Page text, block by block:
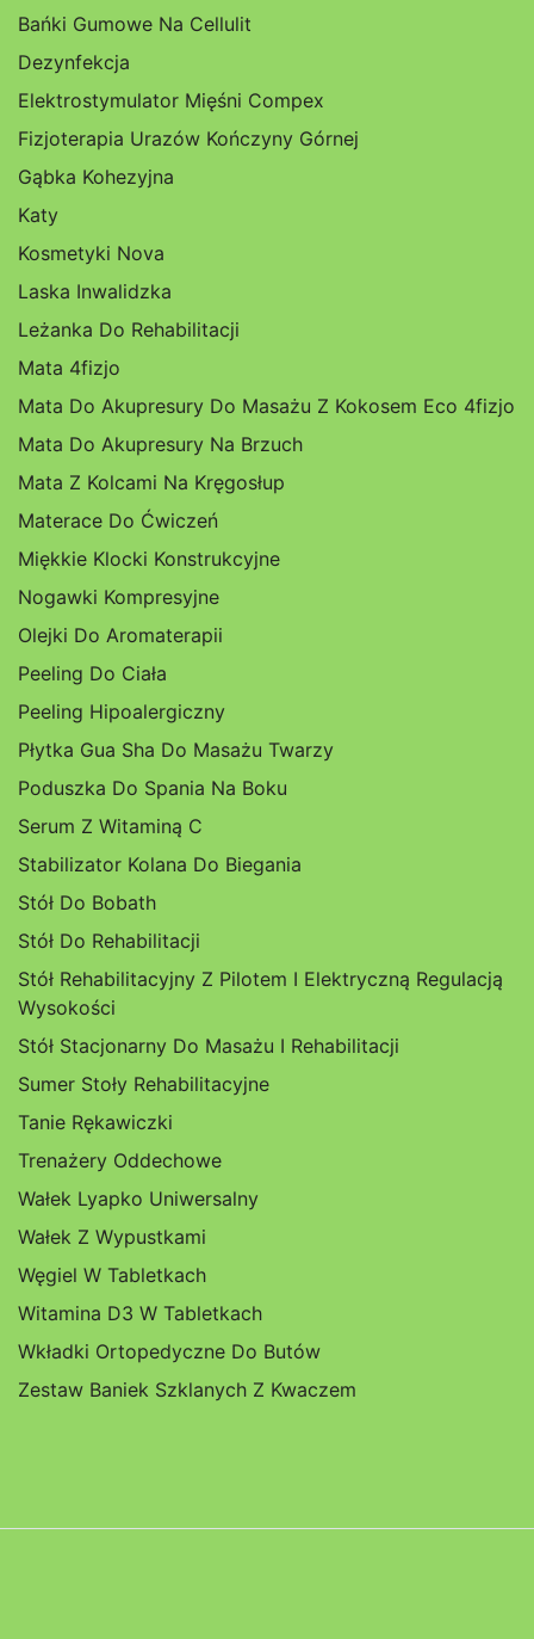
Bańki Gumowe Na Cellulit
Dezynfekcja
Elektrostymulator Mięśni Compex
Fizjoterapia Urazów Kończyny Górnej
Gąbka Kohezyjna
Katy
Kosmetyki Nova
Laska Inwalidzka
Leżanka Do Rehabilitacji
Mata 4fizjo
Mata Do Akupresury Do Masażu Z Kokosem Eco 4fizjo
Mata Do Akupresury Na Brzuch
Mata Z Kolcami Na Kręgosłup
Materace Do Ćwiczeń
Miękkie Klocki Konstrukcyjne
Nogawki Kompresyjne
Olejki Do Aromaterapii
Peeling Do Ciała
Peeling Hipoalergiczny
Płytka Gua Sha Do Masażu Twarzy
Poduszka Do Spania Na Boku
Serum Z Witaminą C
Stabilizator Kolana Do Biegania
Stół Do Bobath
Stół Do Rehabilitacji
Stół Rehabilitacyjny Z Pilotem I Elektryczną Regulacją
Wysokości
Stół Stacjonarny Do Masażu I Rehabilitacji
Sumer Stoły Rehabilitacyjne
Tanie Rękawiczki
Trenażery Oddechowe
Wałek Lyapko Uniwersalny
Wałek Z Wypustkami
Węgiel W Tabletkach
Witamina D3 W Tabletkach
Wkładki Ortopedyczne Do Butów
Zestaw Baniek Szklanych Z Kwaczem